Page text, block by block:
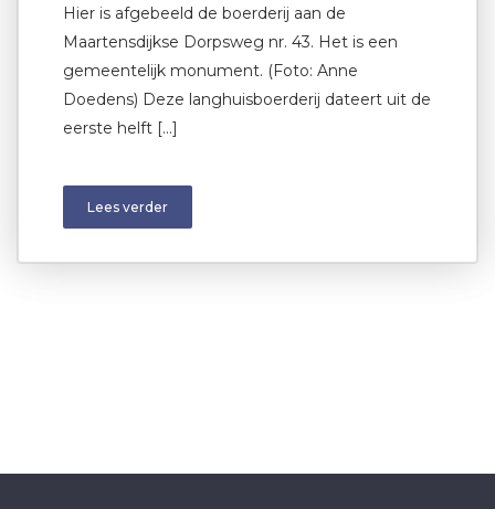
Hier is afgebeeld de boerderij aan de
Maartensdijkse Dorpsweg nr. 43. Het is een
gemeentelijk monument. (Foto: Anne
Doedens) Deze langhuisboerderij dateert uit de
eerste helft […]
Lees verder